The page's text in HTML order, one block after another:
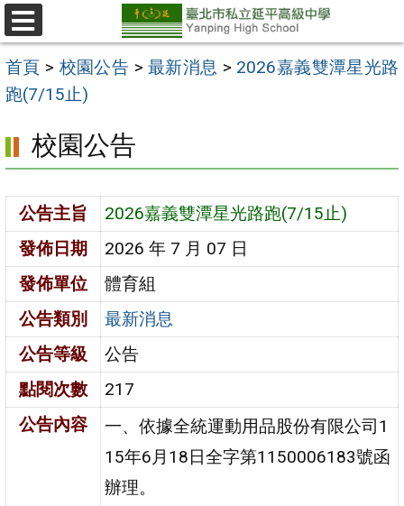
跳
至
主
要
區
選
單
首頁 > 校園公告 > 最新消息 > 2026嘉義雙潭星光路
跑(7/15止)
校園公告
公告主旨
2026嘉義雙潭星光路跑(7/15止)
發佈日期
2026 年 7 月 07 日
發佈單位
體育組
公告類別
最新消息
公告等級
公告
點閱次數
217
公告內容
一、依據全統運動用品股份有限公司1
15年6月18日全字第1150006183號函
辦理。